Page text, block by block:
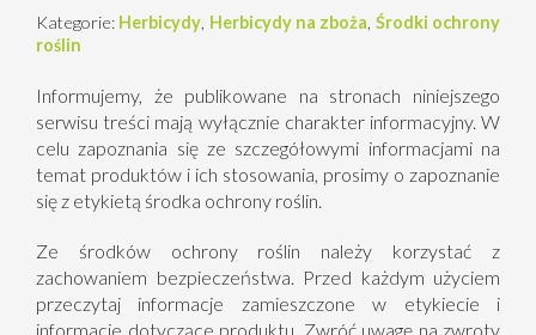
Kategorie: Herbicydy Herbicydy na zboża Środki ochrony
roślin
Informujemy, że publikowane na stronach niniejszego
serwisu treści mają wyłącznie charakter informacyjny. W
celu zapoznania się ze szczegółowymi informacjami na
temat produktów i ich stosowania, prosimy o zapoznanie
się z etykietą środka ochrony roślin.
Ze środków ochrony roślin należy korzystać z
zachowaniem bezpieczeństwa. Przed każdym użyciem
przeczytaj informacje zamieszczone w etykiecie i
informacje dotyczące produktu. Zwróć uwagę na zwroty